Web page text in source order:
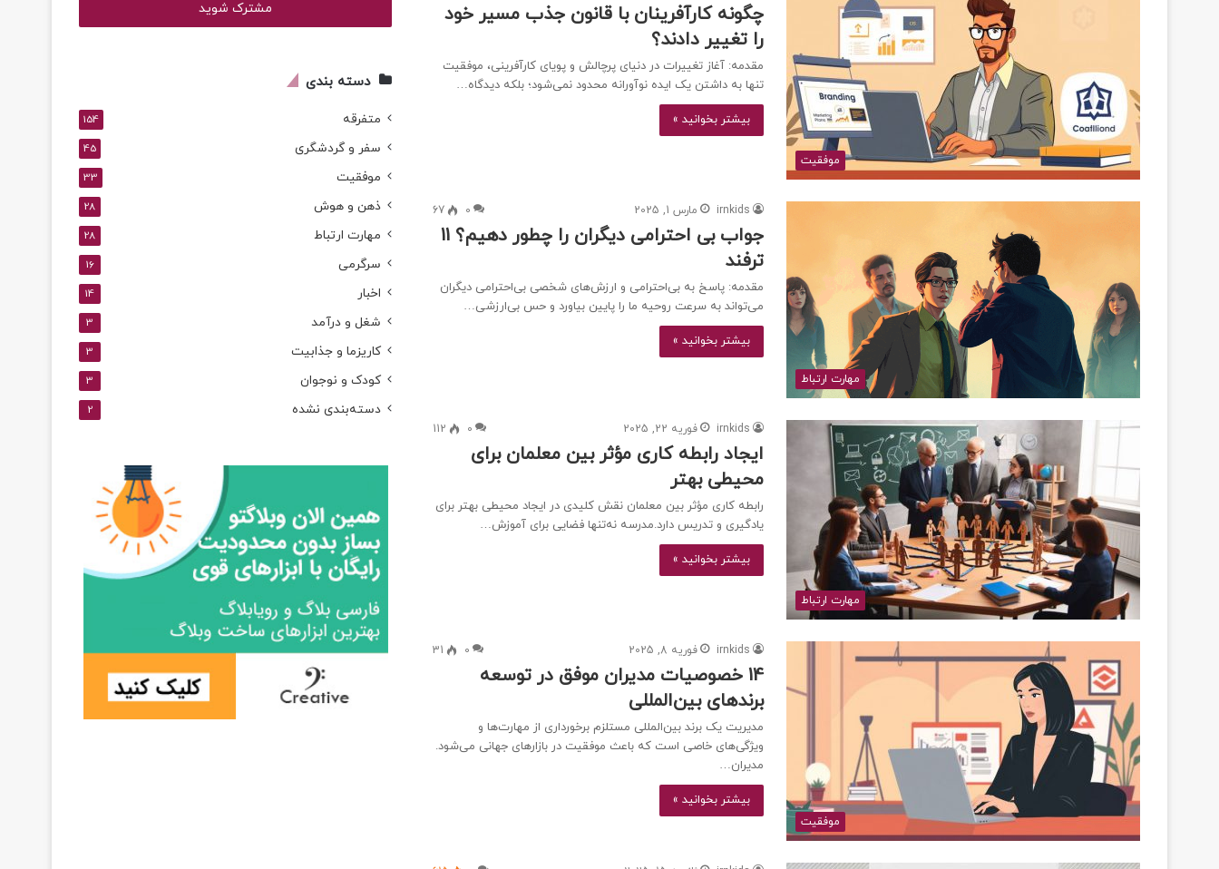
موفقیت
چگونه کارآفرینان با قانون جذب مسیر خود
را تغییر دادند؟
مقدمه: آغاز تغییرات در دنیای پرچالش و پویای کارآفرینی، موفقیت
تنها به داشتن یک ایده نوآورانه محدود نمی‌شود؛ بلکه دیدگاه…
بیشتر بخوانید »
مهارت ارتباط
irnkids مارس 1, 2025 0
67
جواب بی احترامی دیگران را چطور دهیم؟ 11
ترفند
مقدمه: پاسخ به بی‌احترامی و ارزش‌های شخصی بی‌احترامی دیگران
می‌تواند به سرعت روحیه ما را پایین بیاورد و حس بی‌ارزشی…
بیشتر بخوانید »
مهارت ارتباط
irnkids فوریه 22, 2025 0
112
ایجاد رابطه کاری مؤثر بین معلمان برای
محیطی بهتر
رابطه کاری مؤثر بین معلمان نقش کلیدی در ایجاد محیطی بهتر برای
یادگیری و تدریس دارد.مدرسه نه‌تنها فضایی برای آموزش…
بیشتر بخوانید »
موفقیت
irnkids فوریه 8, 2025 0
31
14 خصوصیات مدیران موفق در توسعه
برندهای بین‌المللی
مدیریت یک برند بین‌المللی مستلزم برخورداری از مهارت‌ها و
ویژگی‌های خاصی است که باعث موفقیت در بازارهای جهانی می‌شود.
مدیران…
بیشتر بخوانید »
وارد
دسته بندی
متفرقه 154
سفر و گردشگری 45
موفقیت 33
ذهن و هوش 28
مهارت ارتباط 28
سرگرمی 16
اخبار 14
شغل و درآمد 3
کاریزما و جذابیت 3
کودک و نوجوان 3
دسته‌بندی نشده 2